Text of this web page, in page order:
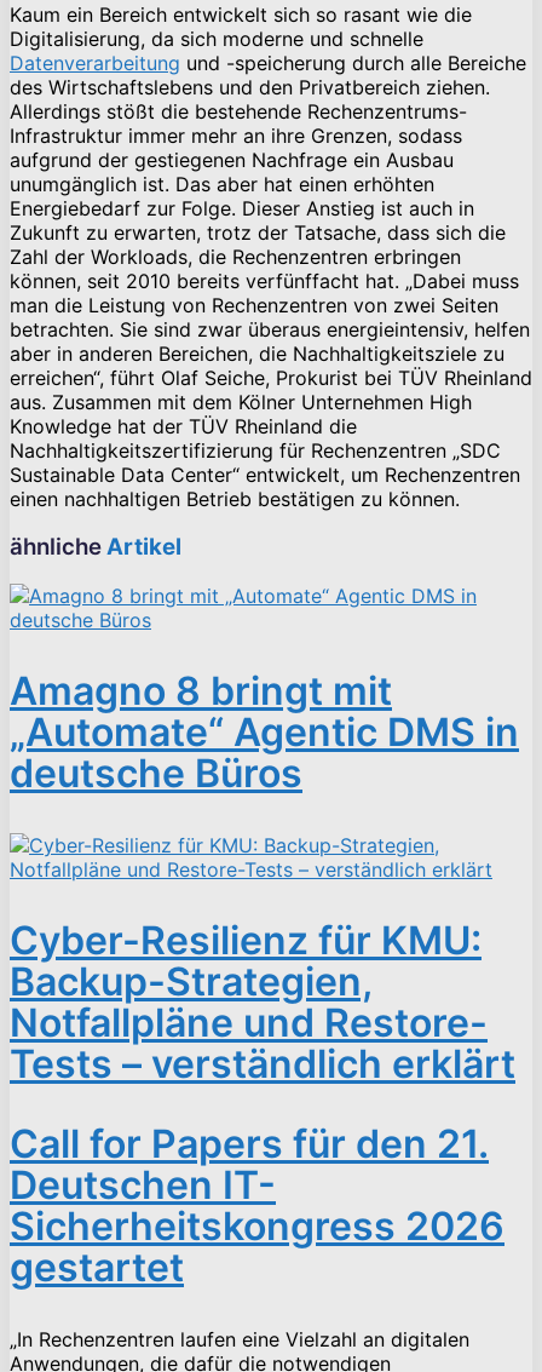
Kaum ein Bereich entwickelt sich so rasant wie die
Digitalisierung, da sich moderne und schnelle
Datenverarbeitung und -speicherung durch alle Bereiche
des Wirtschaftslebens und den Privatbereich ziehen.
Allerdings stößt die bestehende Rechenzentrums-
Infrastruktur immer mehr an ihre Grenzen, sodass
aufgrund der gestiegenen Nachfrage ein Ausbau
unumgänglich ist. Das aber hat einen erhöhten
Energiebedarf zur Folge. Dieser Anstieg ist auch in
Zukunft zu erwarten, trotz der Tatsache, dass sich die
Zahl der Workloads, die Rechenzentren erbringen
können, seit 2010 bereits verfünffacht hat. „Dabei muss
man die Leistung von Rechenzentren von zwei Seiten
betrachten. Sie sind zwar überaus energieintensiv, helfen
aber in anderen Bereichen, die Nachhaltigkeitsziele zu
erreichen“, führt Olaf Seiche, Prokurist bei TÜV Rheinland
aus. Zusammen mit dem Kölner Unternehmen High
Knowledge hat der TÜV Rheinland die
Nachhaltigkeitszertifizierung für Rechenzentren „SDC
Sustainable Data Center“ entwickelt, um Rechenzentren
einen nachhaltigen Betrieb bestätigen zu können.
ähnlicheArtikel
Amagno 8 bringt mit
„Automate“ Agentic DMS in
deutsche Büros
Cyber-Resilienz für KMU:
Backup-Strategien,
Notfallpläne und Restore-
Tests – verständlich erklärt
Call for Papers für den 21.
Deutschen IT-
Sicherheitskongress 2026
gestartet
„In Rechenzentren laufen eine Vielzahl an digitalen
Anwendungen, die dafür die notwendigen